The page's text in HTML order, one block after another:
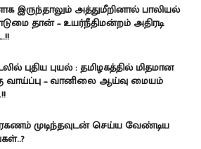
இருந்தாலும் அத்துமீறினால் பாலியல்
தான் – உயர்நீதிமன்றம் அதிரடி
புதிய புயல் : தமிழகத்தில் மிதமான
வாய்ப்பு – வானிலை ஆய்வு மையம்
முடிந்தவுடன் செய்ய வேண்டிய